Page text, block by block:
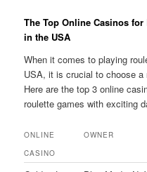
The Top Online Casinos
in the USA
When it comes to playing
USA, it is crucial to choose a
Here are the top 3 online
roulette games with exciting
ONLINE
CASINO
OWNER